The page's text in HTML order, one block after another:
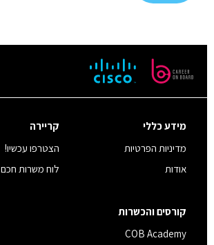
מידע כללי
מדיניות הפרטיות
אודות
קריירה
הצטרפו עכשיו!
לוח משרות חכם
קורסים והכשרות
COB Academy